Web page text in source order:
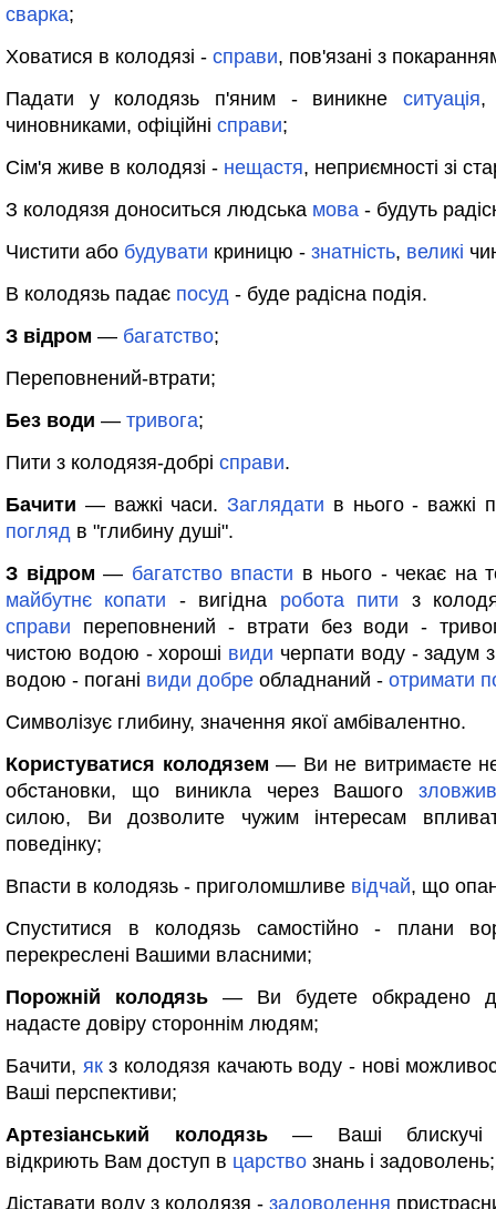
сварка;
Ховатися в колодязі - справи, пов'язані з
Падати у колодязь п'яним - виникне ситуація,
чиновниками, офіційні справи;
Сім'я живе в колодязі - нещастя, неприємності зі
З колодязя доноситься людська мова - будуть
Чистити або будувати криницю - знатність, великі
В колодязь падає посуд - буде радісна подія.
З відром — багатство;
Переповнений-втрати;
Без води — тривога;
Пити з колодязя-добрі справи.
Бачити — важкі часи.Заглядати в нього - важкі
погляд в "глибину душі".
З відром — багатство впасти в нього - чекає на
майбутнє копати - вигідна робота пити з
справи переповнений - втрати без води -
чистою водою - хороші види черпати воду - задум
водою - погані види добре обладнаний - отримати
Символізує глибину, значення якої амбівалентно.
Користуватися колодязем — Ви не витримаєте
обстановки, що виникла через Вашого
силою, Ви дозволите чужим інтересам
поведінку;
Впасти в колодязь - приголомшливе відчай, що
Спуститися в колодязь самостійно - плани
перекреслені Вашими власними;
Порожній колодязь — Ви будете обкрадено
надасте довіру стороннім людям;
Бачити, якз колодязя качають воду - нові
Ваші перспективи;
Артезіанський колодязь— Ваші блискучі
відкриють Вам доступ в царство знань і задоволень;
Діставати воду з колодязя - задоволення